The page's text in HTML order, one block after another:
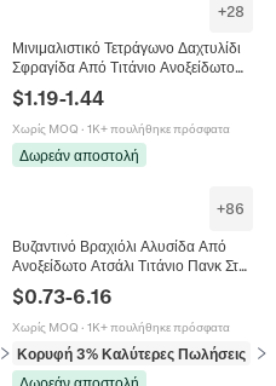
+28
Μινιμαλιστικό Τετράγωνο Δαχτυλίδι
Σφραγίδα Από Τιτάνιο Ανοξείδωτο
Ατσάλι Κοσμήματα Για Άνδρες
Unisex
$1.19-1.44
Χωρίς MOQ · 1K+ πουλήθηκε πρόσφατα
Δωρεάν αποστολή
σε Κολιέ
+86
Βυζαντινό Βραχιόλι Αλυσίδα Από
Ανοξείδωτο Ατσάλι Τιτάνιο Πανκ Στυλ
Γυναίκες
$0.73-6.16
Χωρίς MOQ · 1K+ πουλήθηκε πρόσφατα
Κορυφή 3% Καλύτερες Πωλήσεις
σε
Δωρεάν αποστολή